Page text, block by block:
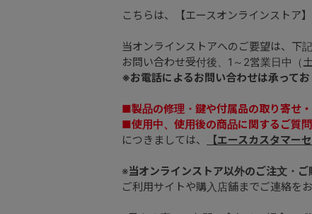
こちらは、【エースオンラインストア
当オンラインストアへのご要望は、下
お問い合わせ受付後、1～2営業日中（
※お電話によるお問い合わせは承って
■製品の修理・鍵や付属品の取り寄せ
■使用中、使用後の商品に関するご質
につきましては、
【エースカスタマー
※当オンラインストア以外のご注文・ご
ご利用サイトや購入店舗までご連絡を